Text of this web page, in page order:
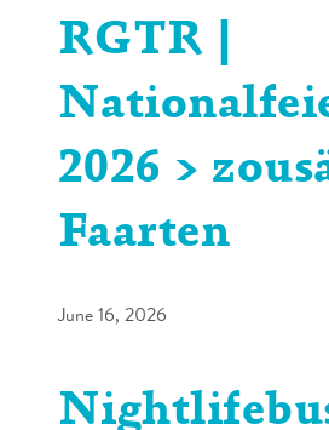
RGTR |
2026 >
Faarten
June 16, 2026